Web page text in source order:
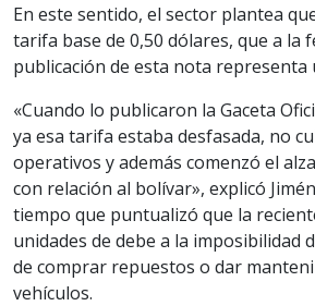
En este sentido, el sector plantea
tarifa base de 0,50 dólares, que a la
publicación de esta nota representa
«Cuando lo publicaron la Gaceta
ya esa tarifa estaba desfasada, no
operativos y además comenzó el
con relación al bolívar», explicó
tiempo que puntualizó que la
unidades de debe a la imposibilidad
de comprar repuestos o dar
vehículos.